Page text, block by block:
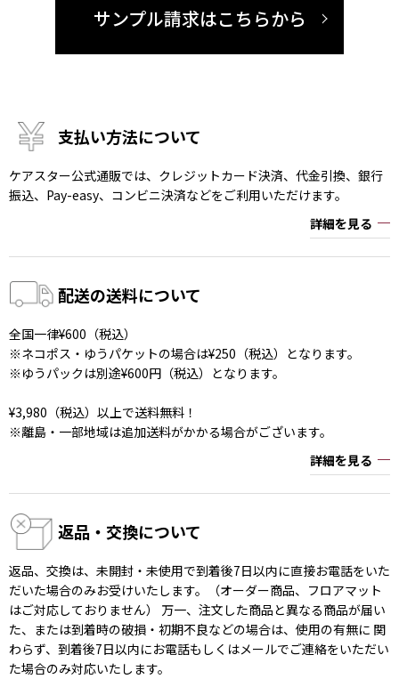
サンプル請求はこちらから
支払い方法について
ケアスター公式通販では、クレジットカード決済、代金引換、銀行
振込、Pay-easy、コンビニ決済などをご利用いただけます。
詳細を見る
配送の送料について
全国一律¥600（税込）
※ネコポス・ゆうパケットの場合は¥250（税込）となります。
※ゆうパックは別途¥600円（税込）となります。
¥3,980（税込）以上で送料無料！
※離島・一部地域は追加送料がかかる場合がございます。
詳細を見る
返品・交換について
返品、交換は、未開封・未使用で到着後7日以内に直接お電話をいた
だいた場合のみお受けいたします。（オーダー商品、フロアマット
はご対応しておりません） 万一、注文した商品と異なる商品が届い
た、または到着時の破損・初期不良などの場合は、使用の有無に 関
わらず、到着後7日以内にお電話もしくはメールでご連絡をいただい
た場合のみ対応いたします。